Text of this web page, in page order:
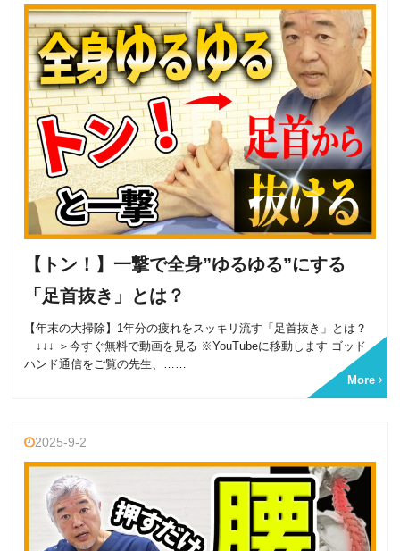
【トン！】一撃で全身”ゆるゆる”にする
「足首抜き」とは？
【年末の大掃除】1年分の疲れをスッキリ流す「足首抜き」とは？
↓↓↓ ＞今すぐ無料で動画を見る ※YouTubeに移動します ゴッド
ハンド通信をご覧の先生、……
More
2025-9-2